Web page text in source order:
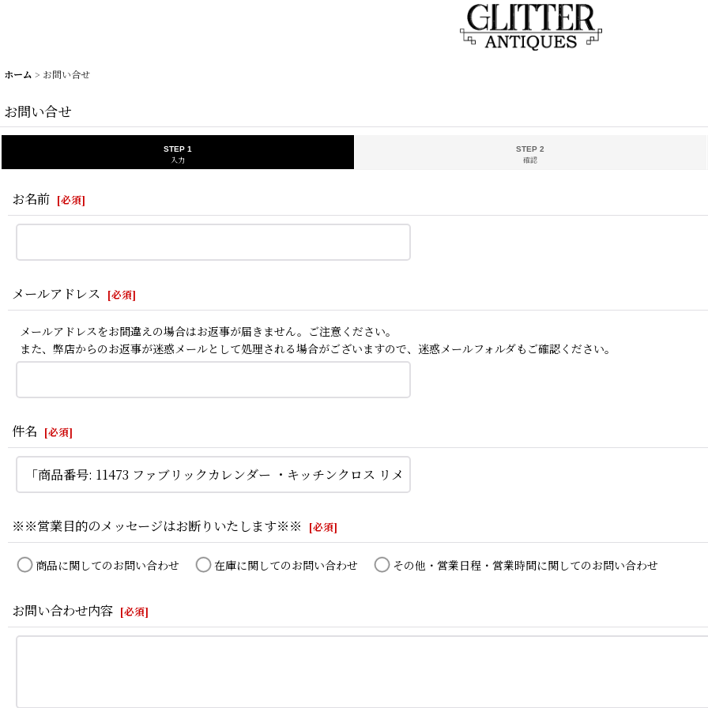
ホーム > お問い合せ
お問い合せ
STEP 1
入力
STEP 2
確認
お名前 [必須]
メールアドレス [必須]
メールアドレスをお間違えの場合はお返事が届きません。ご注意ください。
また、弊店からのお返事が迷惑メールとして処理される場合がございますので、迷惑メールフォルダもご確認ください。
件名 [必須]
※※営業目的のメッセージはお断りいたします※※ [必須]
商品に関してのお問い合わせ 在庫に関してのお問い合わせ その他・営業日程・営業時間に関してのお問い合わせ
お問い合わせ内容 [必須]